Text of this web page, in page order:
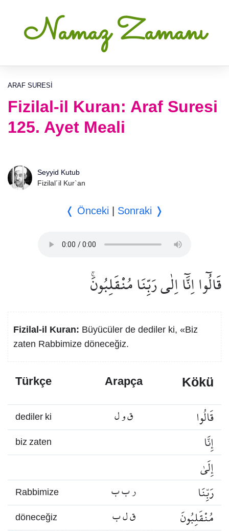
Namaz Zamanı
ARAF SURESI
Fizilal-il Kuran: Araf Suresi
125. Ayet Meali
Seyyid Kutub
Fizilal´il Kur`an
❬ Önceki Sonraki ❭
قَالُٓوا اِنَّٓا اِلٰى رَبِّنَا مُنْقَلِبُونَۚ
Fizilal-il Kuran: Büyücüler de dediler ki, «Biz
zaten Rabbimize döneceğiz.
Türkçe Arapça Kökü
dediler ki ق و ل قَالُوا
biz zaten
إِنَّا
إِلَىٰ
Rabbimize ر ب ب رَبِّنَا
döneceğiz ق ل ب مُنْقَلِبُونَ